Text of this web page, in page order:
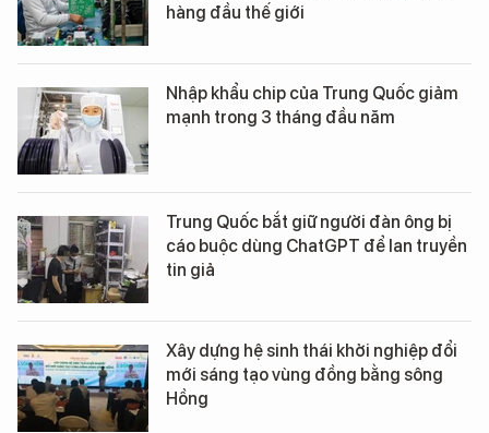
hàng đầu thế giới
Nhập khẩu chip của Trung Quốc giảm
mạnh trong 3 tháng đầu năm
Trung Quốc bắt giữ người đàn ông bị
cáo buộc dùng ChatGPT để lan truyền
tin giả
Xây dựng hệ sinh thái khởi nghiệp đổi
mới sáng tạo vùng đồng bằng sông
Hồng